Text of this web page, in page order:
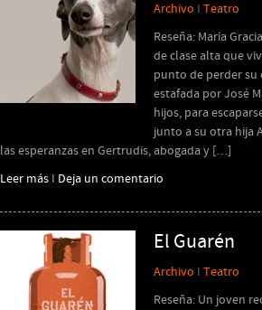
Archivo I Teatro
Reseña: María
de clase alta que
punto de perder su
estafada por José
hijos, para
junto a su otra hija
las esperanzas en Gertrudis, abogada y […]
Leer más I Deja un comentario
El Guarén
Archivo I Teatro
Reseña: Un joven